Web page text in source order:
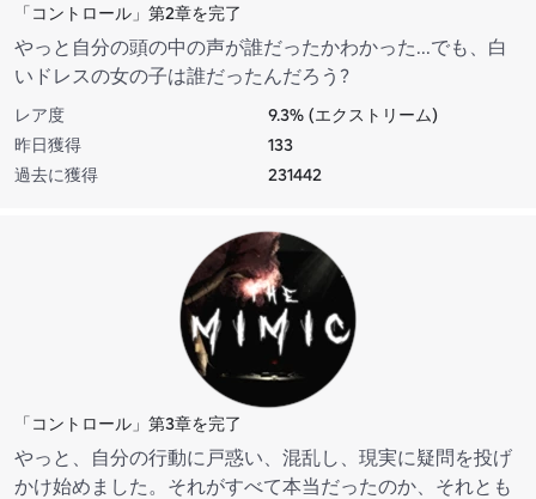
「コントロール」第2章を完了
やっと自分の頭の中の声が誰だったかわかった...でも、白
いドレスの女の子は誰だったんだろう?
レア度
9.3% (エクストリーム)
昨日獲得
133
過去に獲得
231442
「コントロール」第3章を完了
やっと、自分の行動に戸惑い、混乱し、現実に疑問を投げ
かけ始めました。それがすべて本当だったのか、それとも